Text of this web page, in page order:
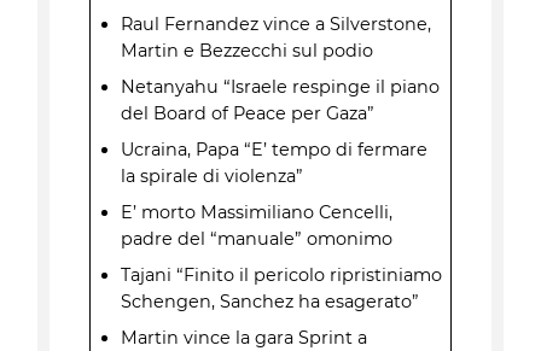
Raul Fernandez vince a Silverstone,
Martin e Bezzecchi sul podio
Netanyahu “Israele respinge il piano
del Board of Peace per Gaza”
Ucraina, Papa “E’ tempo di fermare
la spirale di violenza”
E’ morto Massimiliano Cencelli,
padre del “manuale” omonimo
Tajani “Finito il pericolo ripristiniamo
Schengen, Sanchez ha esagerato”
Martin vince la gara Sprint a